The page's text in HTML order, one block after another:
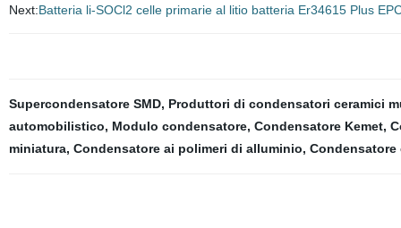
Next:Batteria li-SOCl2 celle primarie al litio batteria Er34615 Plus
Supercondensatore SMD, Produttori di condensatori ceramici
automobilistico, Modulo condensatore, Condensatore Kemet,
miniatura, Condensatore ai polimeri di alluminio,